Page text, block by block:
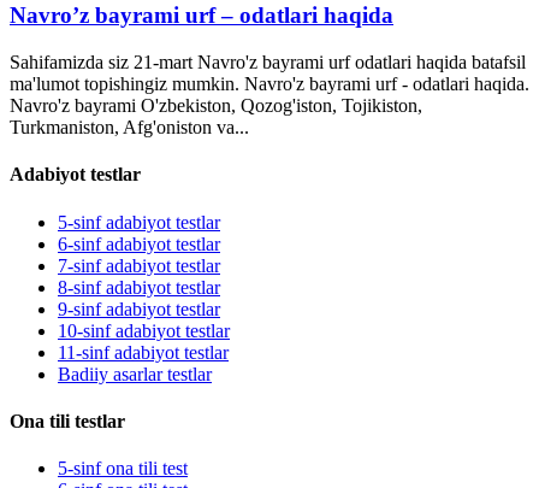
Navro’z bayrami urf – odatlari haqida
Sahifamizda siz 21-mart Navro'z bayrami urf odatlari haqida batafsil
ma'lumot topishingiz mumkin. Navro'z bayrami urf - odatlari haqida.
Navro'z bayrami O'zbekiston, Qozog'iston, Tojikiston,
Turkmaniston, Afg'oniston va...
Adabiyot testlar
5-sinf adabiyot testlar
6-sinf adabiyot testlar
7-sinf adabiyot testlar
8-sinf adabiyot testlar
9-sinf adabiyot testlar
10-sinf adabiyot testlar
11-sinf adabiyot testlar
Badiiy asarlar testlar
Ona tili testlar
5-sinf ona tili test